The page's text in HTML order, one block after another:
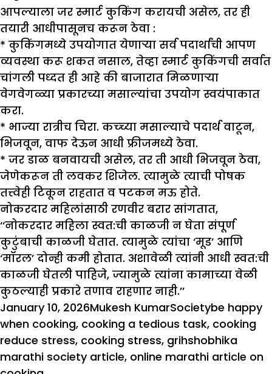
आपल्याला जर स्मार्ट कुकिंग करायची असेल, तर ही
तयारी आधीपासूनच करून ठेवा :
* कुकिंगमध्ये उपयोगात येणाऱ्या सर्व पदार्थांची आपण
व्यवस्था करू शकत नसाल, तेव्हा स्मार्ट कुकिंगची सर्वात
चांगली पध्दत ही आहे की बाजारात मिळणाऱ्या
वेगवेगळ्या प्रकारच्या मसाल्यांचा उपयोग स्वयंपाकात
करा.
* भाज्या रात्रीच चिरा. कच्च्या मसाल्याचे पदार्थ वाटून,
भिजवून, वाफ देऊन आधी फ्रीजमध्ये ठेवा.
* जर डाळ बनवायची असेल, तर ती आधी भिजवून ठेवा,
जेणेकरून ती लवकर शिजेल. त्यामुळे त्याची पोषक
तत्त्वेही टिकून राहतात व पटकन मऊ होते.
नोकरदार महिलांसाठी रणवीर बरार सांगतात,
‘‘नोकरदार महिला स्वत:ची काळजी न घेता संपूर्ण
कुटुंबाची काळजी घेतात. त्यामुळे त्यांचा ‘मूड’ आणि
‘मॉरल’ दोन्ही कमी होतात. अशावेळी त्यांनी आधी स्वत:ची
काळजी घेतली पाहिजे, ज्यामुळे त्यांना कामाच्या वेळी
कुठल्याही प्रकारे तणाव राहणार नाही.’’
Posted
on
January 10, 2026Author
Mukesh KumarCategories
SocietyTags
be happy
when cooking, cooking a tedious task, cooking
reduce stress, cooking stress, grihshobhika
marathi society article, online marathi article on